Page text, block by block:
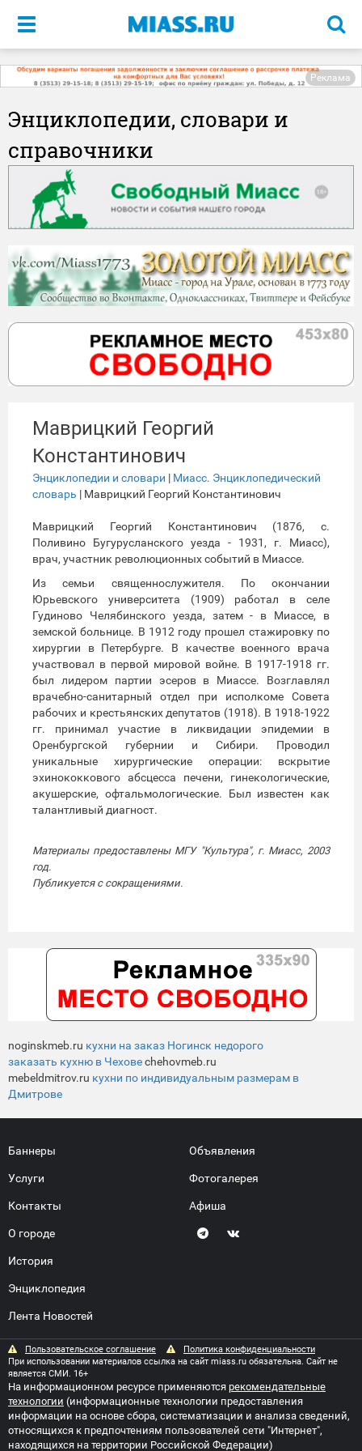
Меню
Реклама
Энциклопедии, словари и
справочники
Маврицкий Георгий
Константинович
Энциклопедии и словари | Миасс. Энциклопедический
словарь | Маврицкий Георгий Константинович
Маврицкий Георгий Константинович (1876, с.
Поливино Бугурусланского уезда - 1931, г. Миасс),
врач, участник революционных событий в Миассе.
Из семьи священнослужителя. По окончании
Юрьевского университета (1909) работал в селе
Гудиново Челябинского уезда, затем - в Миассе, в
земской больнице. В 1912 году прошел стажировку по
хирургии в Петербурге. В качестве военного врача
участвовал в первой мировой войне. В 1917-1918 гг.
был лидером партии эсеров в Миассе. Возглавлял
врачебно-санитарный отдел при исполкоме Совета
рабочих и крестьянских депутатов (1918). В 1918-1922
гг. принимал участие в ликвидации эпидемии в
Оренбургской губернии и Сибири. Проводил
уникальные хирургические операции: вскрытие
эхинококкового абсцесса печени, гинекологические,
акушерские, офтальмологические. Был известен как
талантливый диагност.
Материалы предоставлены МГУ "Культура", г. Миасс, 2003
год.
Публикуется с сокращениями.
noginskmeb.ru кухни на заказ Ногинск недорого
заказать кухню в Чеховеchehovmeb.ru
mebeldmitrov.ru кухни по индивидуальным размерам в
Дмитрове
Баннеры
Услуги
Контакты
О городе
История
Энциклопедия
Лента Новостей
Объявления
Фотогалерея
Афиша
Пользовательское соглашение
Политика конфиденциальности
При использовании материалов ссылка на сайт miass.ru обязательна. Сайт не
является СМИ. 16+
На информационном ресурсе применяются рекомендательные
технологии (информационные технологии предоставления
информации на основе сбора, систематизации и анализа сведений,
относящихся к предпочтениям пользователей сети "Интернет",
находящихся на территории Российской Федерации)